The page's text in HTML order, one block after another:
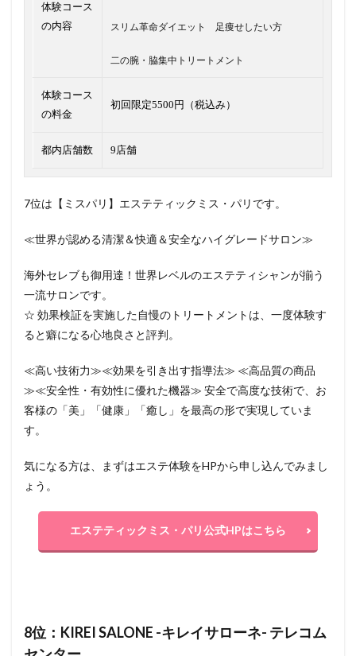
体験コース
の内容
スリム革命ダイエット 足痩せしたい方
二の腕・脇集中トリートメント
体験コース
の料金
初回限定5500円（税込み）
都内店舗数 9店舗
7位は【ミスパリ】エステティックミス・パリです。
≪世界が認める清潔＆快適＆安全なハイグレードサロン≫
海外セレブも御用達！世界レベルのエステティシャンが揃う
一流サロンです。
☆ 効果検証を実施した自慢のトリートメントは、一度体験す
ると癖になる心地良さと評判。
≪高い技術力≫≪効果を引き出す指導法≫ ≪高品質の商品
≫≪安全性・有効性に優れた機器≫ 安全で高度な技術で、お
客様の「美」「健康」「癒し」を最高の形で実現していま
す。
気になる方は、まずはエステ体験をHPから申し込んでみまし
ょう。
エステティックミス・パリ公式HPはこちら
8位：KIREI SALONE -キレイサローネ- テレコム